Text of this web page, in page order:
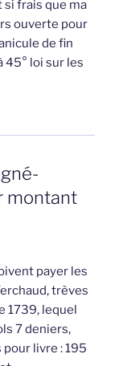
si frais que ma
ouverte pour
de fin
45° loi sur les
montant
payer les
trèves
1739, lequel
7 deniers,
pour livre : 195